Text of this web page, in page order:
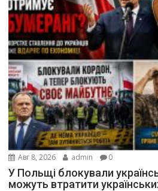
Авг 8, 2026 admin 0
У Польщі блокували
можуть втратити